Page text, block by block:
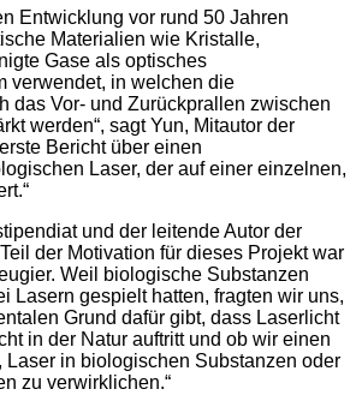
Entwicklung vor rund 50 Jahren
Materialien wie Kristalle,
Gase als optisches
verwendet, in welchen die
das Vor- und Zurückprallen zwischen
werden“, sagt Yun, Mitautor der
Bericht über einen
Laser, der auf einer einzelnen,
und der leitende Autor der
der Motivation für dieses Projekt war
Weil biologische Substanzen
Lasern gespielt hatten, fragten wir uns,
Grund dafür gibt, dass Laserlicht
in der Natur auftritt und ob wir einen
Laser in biologischen Substanzen oder
zu verwirklichen.“